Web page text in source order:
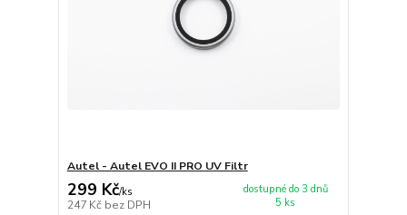
Autel - Autel EVO II PRO UV Filtr
299 Kč/ks
247 Kč bez DPH
dostupné do 3 dnů
5 ks